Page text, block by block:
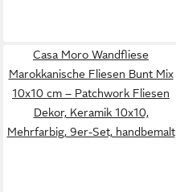
Casa Moro Wandfliese
Marokkanische Fliesen Bunt Mix
10x10 cm – Patchwork Fliesen
Dekor, Keramik 10x10,
Mehrfarbig, 9er-Set, handbemalt